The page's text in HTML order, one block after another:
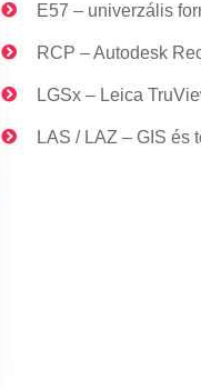
E57 – univerzális
RCP – Autodesk
LGSx – Leica
LAS / LAZ – GIS és